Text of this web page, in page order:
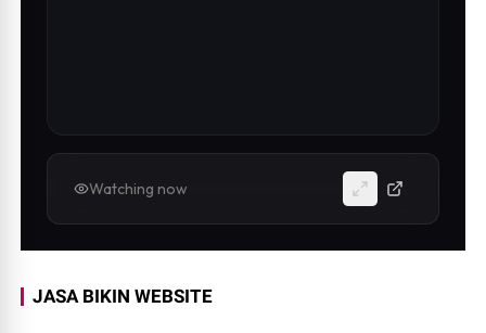
Watching now
JASA BIKIN WEBSITE